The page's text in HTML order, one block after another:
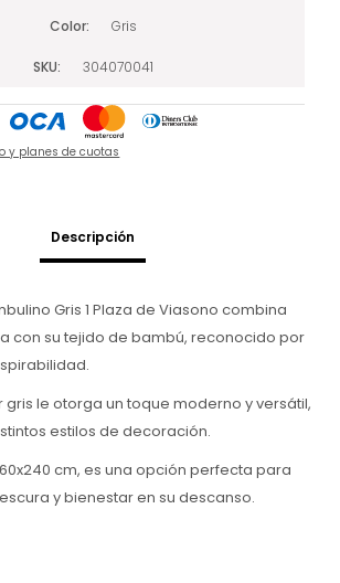
Color Gris
SKU 304070041
y planes de cuotas
Descripción
Gris 1 Plaza de Viasono combina
con su tejido de bambú, reconocido por
gris le otorga un toque moderno y versátil,
estilos de decoración.
cm, es una opción perfecta para
y bienestar en su descanso.